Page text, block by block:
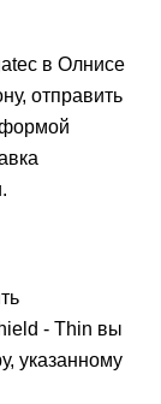
в Олнисе
отправить
формой
- Thin вы
указанному